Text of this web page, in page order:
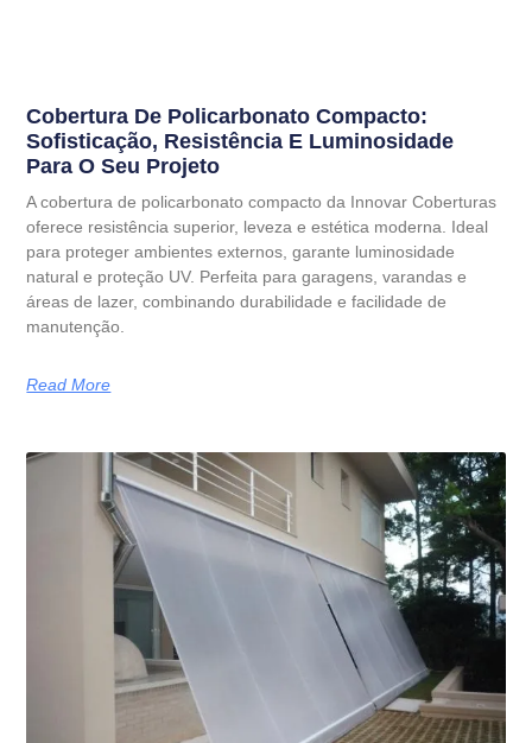
Cobertura De Policarbonato Compacto:
Sofisticação, Resistência E Luminosidade
Para O Seu Projeto
A cobertura de policarbonato compacto da Innovar Coberturas
oferece resistência superior, leveza e estética moderna. Ideal
para proteger ambientes externos, garante luminosidade
natural e proteção UV. Perfeita para garagens, varandas e
áreas de lazer, combinando durabilidade e facilidade de
manutenção.
Read More